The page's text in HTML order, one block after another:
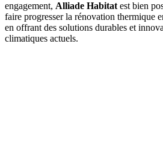
engagement, Alliade Habitat est bien
faire progresser la rénovation thermique
en offrant des solutions durables et
climatiques actuels.